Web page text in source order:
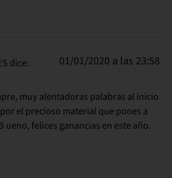
dice: 01/01/2020 a las 23:58
muy alentadoras palabras al inicio
el precioso material que pones a
ueno, felices ganancias en este año.